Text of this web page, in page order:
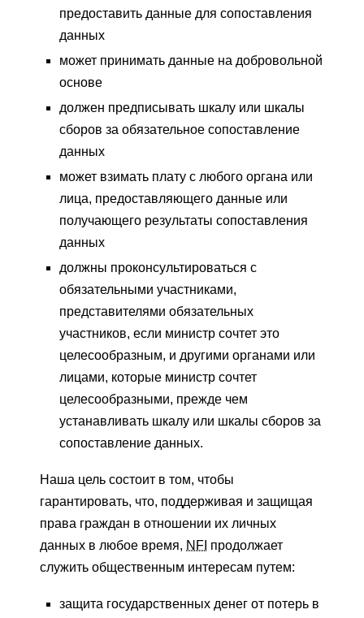
предоставить данные для сопоставления
данных
может принимать данные на добровольной
основе
должен предписывать шкалу или шкалы
сборов за обязательное сопоставление
данных
может взимать плату с любого органа или
лица, предоставляющего данные или
получающего результаты сопоставления
данных
должны проконсультироваться с
обязательными участниками,
представителями обязательных
участников, если министр сочтет это
целесообразным, и другими органами или
лицами, которые министр сочтет
целесообразными, прежде чем
устанавливать шкалу или шкалы сборов за
сопоставление данных.
Наша цель состоит в том, чтобы
гарантировать, что, поддерживая и защищая
права граждан в отношении их личных
данных в любое время, NFI продолжает
служить общественным интересам путем:
защита государственных денег от потерь в